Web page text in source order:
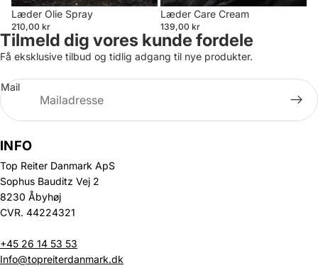
Læder Olie Spray
210,00 kr
Læder Care Cream
139,00 kr
Tilmeld dig vores kunde fordele
Få eksklusive tilbud og tidlig adgang til nye produkter.
Mail
INFO
Top Reiter Danmark ApS
Sophus Bauditz Vej 2
8230 Åbyhøj
CVR. 44224321
+45 26 14 53 53
Info@topreiterdanmark.dk